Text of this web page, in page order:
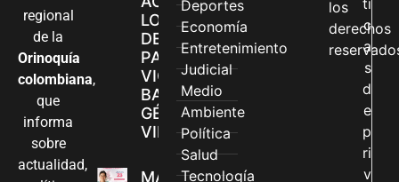
regional
de la
Orinoquía
colombiana,
que
informa
sobre
actualidad,
LOS CANALES
DE ATENCIÓN
PARA
VIOLENCIAS
BASADAS EN
GÉNERO EN
VILLAVICENCIO
MADRES
Deportes
Economía
Entretenimiento
Judicial
Medio
Ambiente
Política
Salud
Tecnología
los
derechos
c
a
s
d
e
p
ri
v